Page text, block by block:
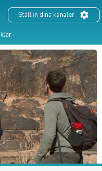
Ställ in dina kanaler